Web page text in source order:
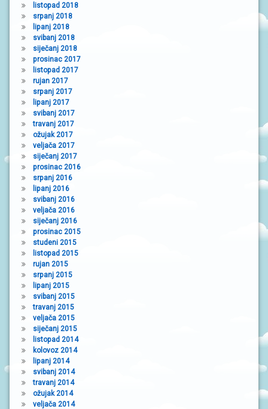
listopad 2018
srpanj 2018
lipanj 2018
svibanj 2018
siječanj 2018
prosinac 2017
listopad 2017
rujan 2017
srpanj 2017
lipanj 2017
svibanj 2017
travanj 2017
ožujak 2017
veljača 2017
siječanj 2017
prosinac 2016
srpanj 2016
lipanj 2016
svibanj 2016
veljača 2016
siječanj 2016
prosinac 2015
studeni 2015
listopad 2015
rujan 2015
srpanj 2015
lipanj 2015
svibanj 2015
travanj 2015
veljača 2015
siječanj 2015
listopad 2014
kolovoz 2014
lipanj 2014
svibanj 2014
travanj 2014
ožujak 2014
veljača 2014